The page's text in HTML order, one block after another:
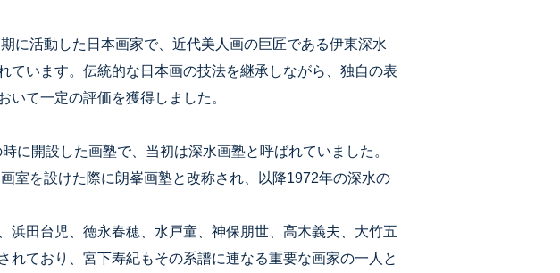
に活動した日本画家で、近代美人画の巨匠である伊東深水
ています。伝統的な日本画の技法を継承しながら、独自の表
いて一定の評価を獲得しました。
に開設した画塾で、当初は深水画塾と呼ばれていました。
室を設けた際に朗峯画塾と改称され、以降1972年の深水の
浜田台児、徳永春穂、水戸童、神保朋世、高木義夫、大竹五
れており、宮下寿紀もその系譜に連なる重要な画家の一人と